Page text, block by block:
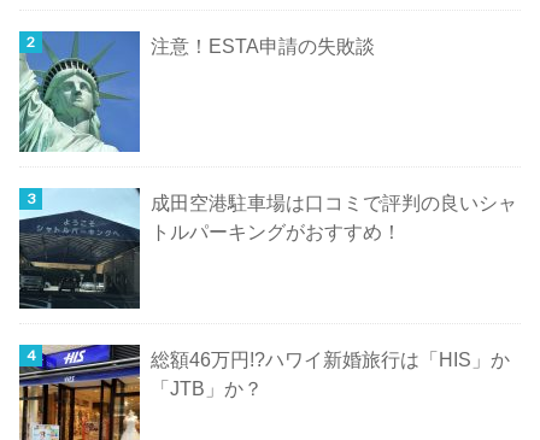
注意！ESTA申請の失敗談
成田空港駐車場は口コミで評判の良いシャ
トルパーキングがおすすめ！
総額46万円!?ハワイ新婚旅行は「HIS」か
「JTB」か？